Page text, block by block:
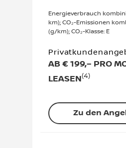
Energieverbrauch
km); CO₂-Emissionen
(g/km); CO₂-Klasse: E
AB € 199,– PRO
LEASEN(4)
Zu den